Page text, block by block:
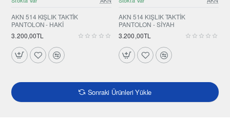
AKN 514 KIŞLIK TAKTİK
PANTOLON - HAKİ
3.200,00TL
AKN 514 KIŞLIK TAKTİK
PANTOLON - SİYAH
3.200,00TL
Sonraki Ürünleri Yükle